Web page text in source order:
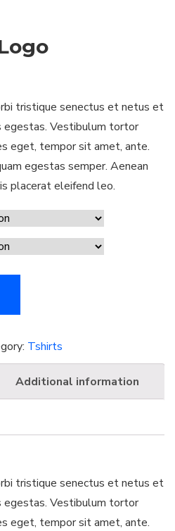
tristique senectus et netus et
egestas. Vestibulum tortor
eget, tempor sit amet, ante.
egestas semper. Aenean
placerat eleifend leo.
Tshirts
Additional information
tristique senectus et netus et
egestas. Vestibulum tortor
eget, tempor sit amet, ante.